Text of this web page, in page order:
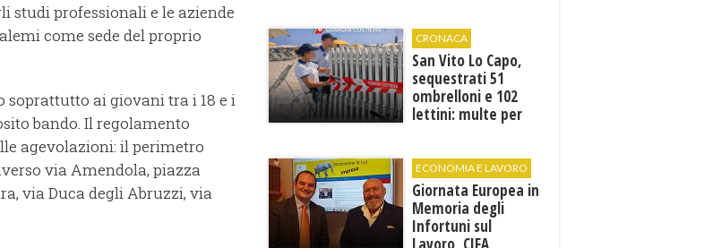
studi professionali e le aziende
come sede del proprio
soprattutto ai giovani tra i 18 e i
bando. Il regolamento
agevolazioni: il perimetro
via Amendola, piazza
via Duca degli Abruzzi, via
presente”
CRONACA
San Vito Lo Capo,
sequestrati 51
ombrelloni e 102
lettini: multe per
ECONOMIA E LAVORO
Giornata Europea in
Memoria degli
Infortuni sul